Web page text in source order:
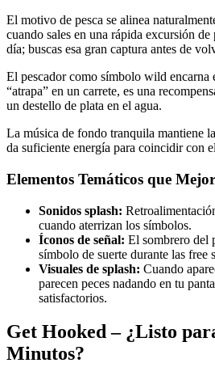
El motivo de pesca se alinea
cuando sales en una rápida excursión de
día; buscas esa gran captura antes de
El pescador como símbolo wild encarna
“atrapa” en un carrete, es una
un destello de plata en el agua.
La música de fondo tranquila mantiene
da suficiente energía para coincidir con
Elementos Temáticos que
Sonidos splash:
cuando aterrizan los símbolos.
Íconos de señal: El sombrero del
símbolo de suerte durante las free
Visuales de splash: Cuando
parecen peces nadando en tu
satisfactorios.
Get Hooked – ¿Listo
Minutos?